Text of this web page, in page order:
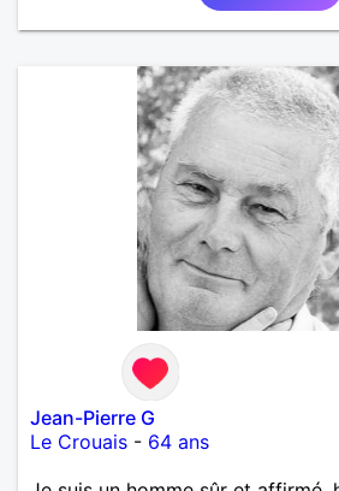
Jean-Pierre G
Le Crouais - 64 ans